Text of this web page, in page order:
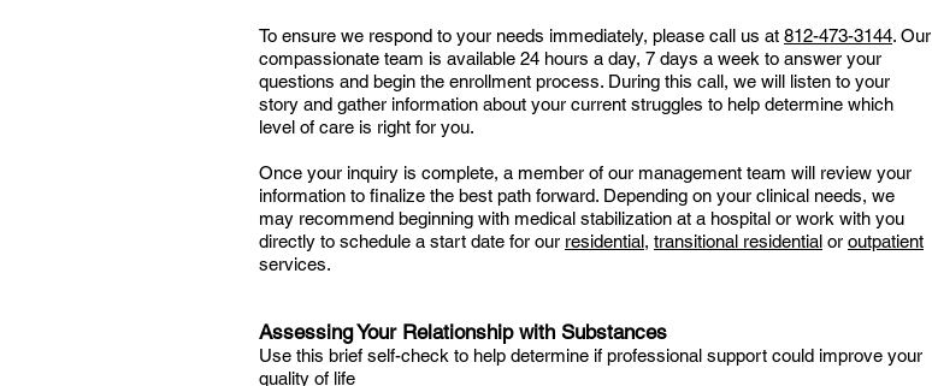
To ensure we respond to your needs immediately, please call us at 812-473-3144. Our
compassionate team is available 24 hours a day, 7 days a week to answer your
questions and begin the enrollment process. During this call, we will listen to your
story and gather information about your current struggles to help determine which
level of care is right for you.
Once your inquiry is complete, a member of our management team will review your
information to finalize the best path forward. Depending on your clinical needs, we
may recommend beginning with medical stabilization at a hospital or work with you
directly to schedule a start date for our residential, transitional residential or outpatient
services.
Assessing Your Relationship with Substances
Use this brief self-check to help determine if professional support could improve your
quality of life